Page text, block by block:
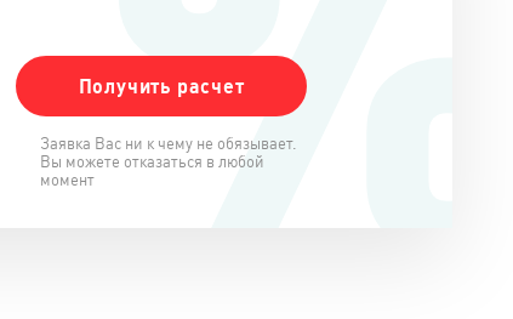
Заявка Вас ни к чему не обязывает.
Вы можете отказаться в любой
момент